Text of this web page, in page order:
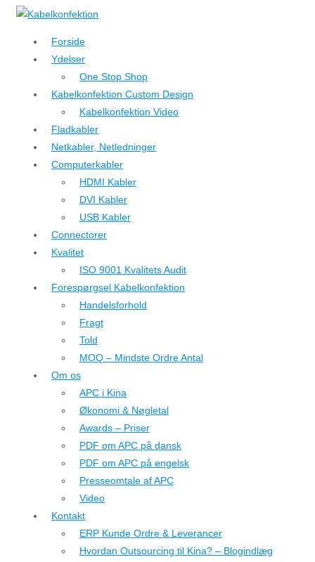
↓
hovedindhold
Forside
Ydelser
One Stop Shop
Kabelkonfektion Custom Design
Kabelkonfektion Video
Fladkabler
Netkabler, Netledninger
Computerkabler
HDMI Kabler
DVI Kabler
USB Kabler
Connectorer
Kvalitet
ISO 9001 Kvalitets Audit
Forespørgsel Kabelkonfektion
Handelsforhold
Fragt
Told
MOQ – Mindste Ordre Antal
Om os
APC i Kina
Økonomi & Nøgletal
Awards – Priser
PDF om APC på dansk
PDF om APC på engelsk
Presseomtale af APC
Video
Kontakt
ERP Kunde Ordre & Leverancer
Hvordan Outsourcing til Kina? – Blogindlæg